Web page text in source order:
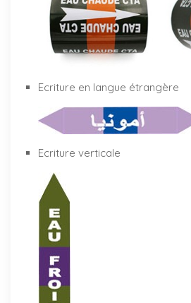
Ecriture en langue étrangère
Ecriture verticale